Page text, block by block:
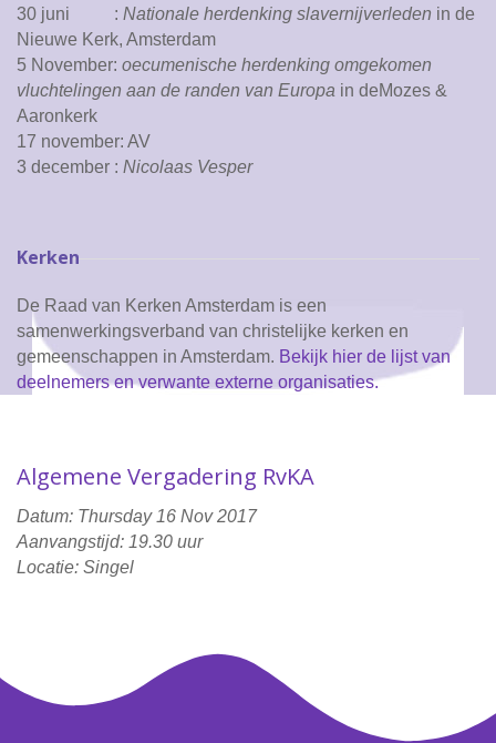
30 juni : Nationale herdenking slavernijverleden in de
Nieuwe Kerk, Amsterdam
5 November: oecumenische herdenking omgekomen
vluchtelingen aan de randen van Europa in deMozes &
Aaronkerk
17 november: AV
3 december : Nicolaas Vesper
Kerken
De Raad van Kerken Amsterdam is een
samenwerkingsverband van christelijke kerken en
gemeenschappen in Amsterdam. Bekijk hier de lijst van
deelnemers en verwante externe organisaties.
Algemene Vergadering RvKA
Datum: Thursday 16 Nov 2017
Aanvangstijd: 19.30 uur
Locatie: Singel